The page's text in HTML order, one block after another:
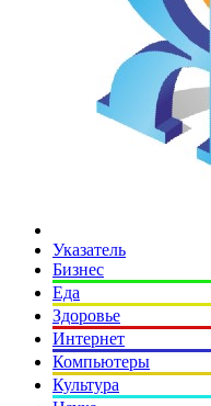
Указатель
Бизнес
Еда
Здоровье
Интернет
Компьютеры
Культура